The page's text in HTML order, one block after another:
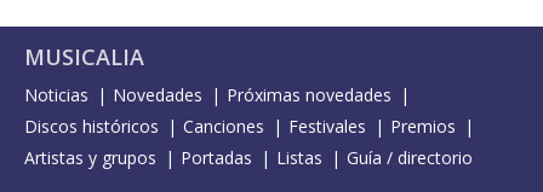
MUSICALIA
Noticias Novedades
Próximas novedades
Discos históricos
Canciones Festivales
Premios
Artistas y grupos
Portadas Listas Guía / directorio